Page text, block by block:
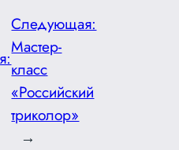
Следующая:
Мастер-
класс
«Российский
триколор»
→